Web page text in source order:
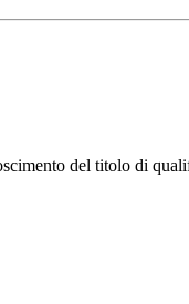
del titolo di